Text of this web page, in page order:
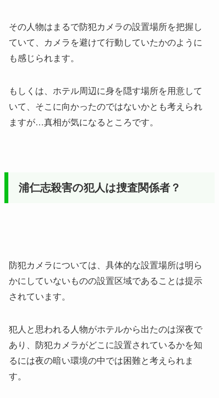
その人物はまるで防犯カメラの設置場所を把握し
ていて、カメラを避けて行動していたかのように
も感じられます。
もしくは、ホテル周辺に身を隠す場所を用意して
いて、そこに向かったのではないかとも考えられ
ますが…真相が気になるところです。
浦仁志殺害の犯人は捜査関係者？
防犯カメラについては、具体的な設置場所は明ら
かにしていないものの設置区域であることは提示
されています。
犯人と思われる人物がホテルから出たのは深夜で
あり、防犯カメラがどこに設置されているかを知
るには夜の暗い環境の中では困難と考えられま
す。